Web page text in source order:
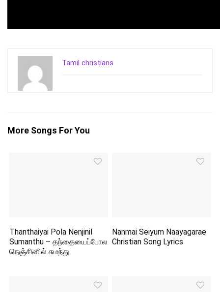
Tamil christians
More Songs For You
Thanthaiyai Pola Nenjinil
Sumanthu – தந்தையைப்போல
நெஞ்சினில் சுமந்து
Nanmai Seiyum Naayagarae
Christian Song Lyrics